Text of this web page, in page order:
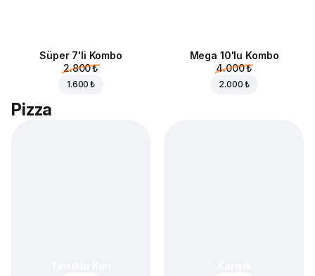
Süper 7'li Kombo
2.800 ₺
1.600 ₺
Mega 10'lu Kombo
4.000 ₺
2.000 ₺
Pizza